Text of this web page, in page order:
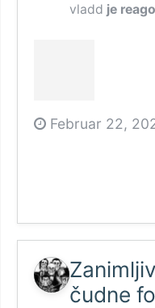
vladd je
Februar 22,
čudne